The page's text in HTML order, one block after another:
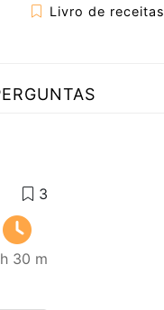
Livro de receitas
30 m